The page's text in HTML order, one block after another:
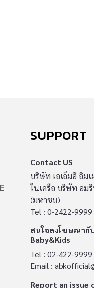
SUPPORT
Contact US
บริษัท เอเอ็มอี อิม
ในเครือ บริษัท อม
(มหาชน)
Tel : 0-2422-
สนใจลงโฆษณากั
Baby&Kids
Tel : 02-422-
Email :
Report an issue